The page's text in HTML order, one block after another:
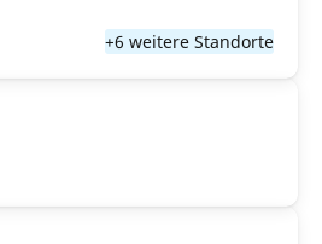
+6 weitere Standorte